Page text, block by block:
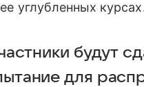
углубленных
будут
для